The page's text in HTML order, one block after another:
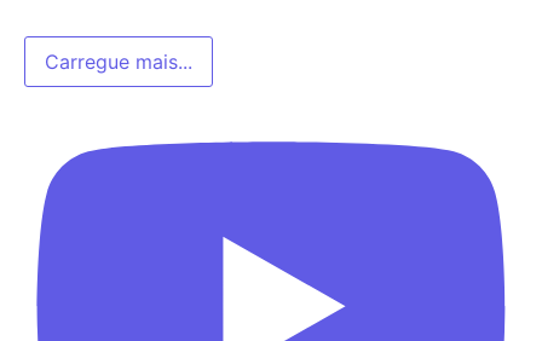
Carregue mais...